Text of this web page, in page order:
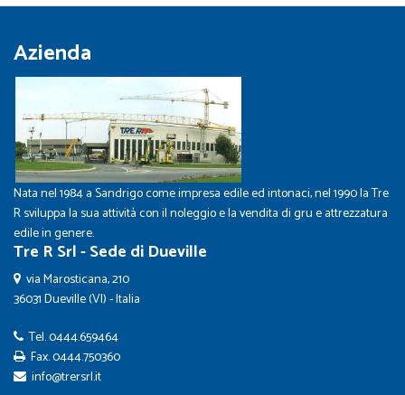
Azienda
Nata nel 1984 a Sandrigo come impresa edile ed intonaci, nel 1990 la Tre
R sviluppa la sua attività con il noleggio e la vendita di gru e attrezzatura
edile in genere.
Tre R Srl - Sede di Dueville
via Marosticana, 210
36031 Dueville (VI) - Italia
Tel.0444.659464
Fax. 0444.750360
info@trersrl.it